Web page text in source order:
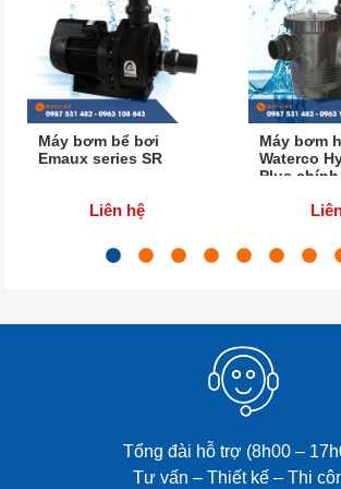
Máy bơm bể bơi
Emaux series SR
Liên hệ
Máy bơm
Waterco
Plus
Tổng đài hỗ trợ (8h00 –
Tư vấn – Thiết kế – Thi